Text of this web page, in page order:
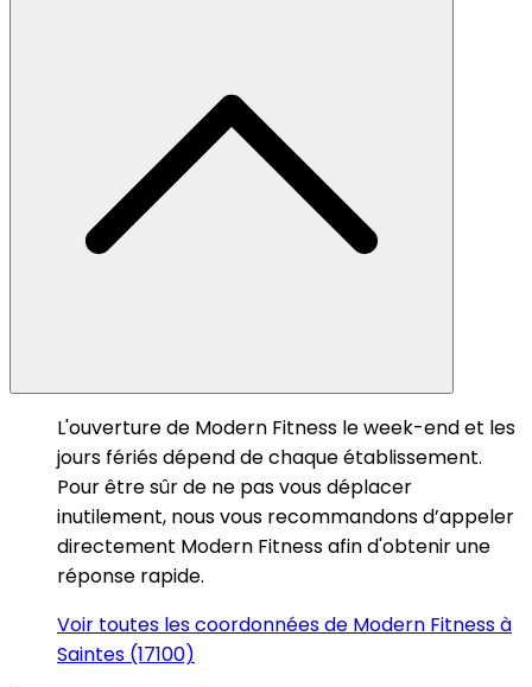
L'ouverture de Modern Fitness le week-end et les
jours fériés dépend de chaque établissement.
Pour être sûr de ne pas vous déplacer
inutilement, nous vous recommandons d’appeler
directement Modern Fitness afin d'obtenir une
réponse rapide.
Voir toutes les coordonnées de Modern Fitness à
Saintes (17100)